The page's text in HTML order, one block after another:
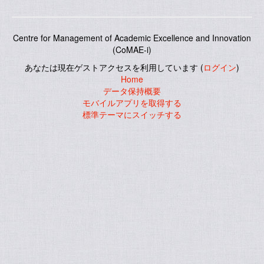
Centre for Management of Academic Excellence and Innovation
(CoMAE-i)
あなたは現在ゲストアクセスを利用しています (ログイン)
Home
データ保持概要
モバイルアプリを取得する
標準テーマにスイッチする